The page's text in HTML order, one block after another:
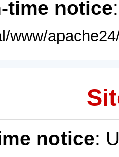
time notice
www/
notice: